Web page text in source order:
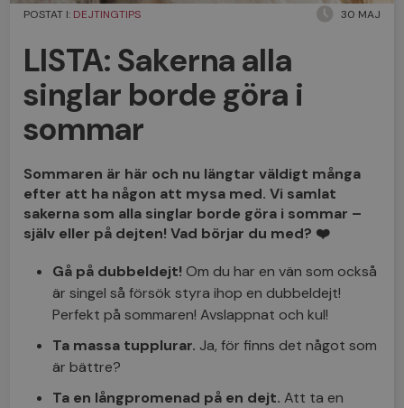
POSTAT I: DEJTINGTIPS 30 MAJ
LISTA: Sakerna alla
singlar borde göra i
sommar
Sommaren är här och nu längtar väldigt många
efter att ha någon att mysa med. Vi samlat
sakerna som alla singlar borde göra i sommar –
själv eller på dejten! Vad börjar du med? ❤️
Gå på dubbeldejt! Om du har en vän som också
är singel så försök styra ihop en dubbeldejt!
Perfekt på sommaren! Avslappnat och kul!
Ta massa tupplurar. Ja, för finns det något som
är bättre?
Ta en långpromenad på en dejt. Att ta en